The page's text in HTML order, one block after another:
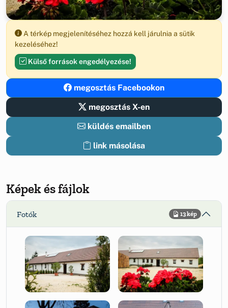
A térkép megjelenítéséhez hozzá kell járulnia a sütik
kezeléséhez!
Külső források engedélyezése!
megosztás Facebookon
megosztás X-en
küldés emailben
link másolása
Képek és fájlok
Fotók 13 kép